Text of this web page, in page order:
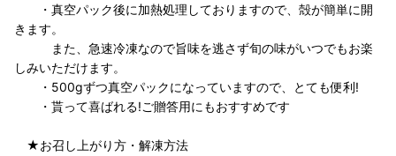
・真空パック後に加熱処理しておりますので、殻が簡単に開
きます。
また、急速冷凍なので旨味を逃さず旬の味がいつでもお楽
しみいただけます。
・500gずつ真空パックになっていますので、とても便利!
・貰って喜ばれる!ご贈答用にもおすすめです
★お召し上がり方・解凍方法